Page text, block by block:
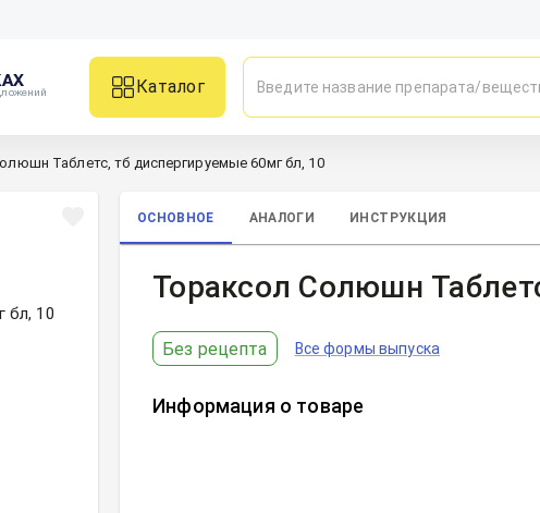
Каталог
Таблетс, тб диспергируемые 60мг бл, 10
ОСНОВНОЕ АНАЛОГИ ИНСТРУКЦИЯ
Тораксол Солюшн
Без рецепта Все формы выпуска
Информация о товаре